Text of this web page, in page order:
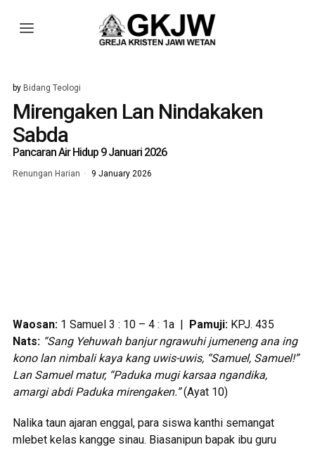
by Bidang Teologi
Mirengaken Lan Nindakaken
Sabda
Pancaran Air Hidup 9 Januari 2026
Renungan Harian 9 January 2026
Waosan: 1 Samuel 3 : 10 – 4 : 1a | Pamuji: KPJ. 435
Nats: “Sang Yehuwah banjur ngrawuhi jumeneng ana ing
kono lan nimbali kaya kang uwis-uwis, “Samuel, Samuel!”
Lan Samuel matur, “Paduka mugi karsaa ngandika,
amargi abdi Paduka mirengaken.”(Ayat 10)
Nalika taun ajaran enggal, para siswa kanthi semangat
mlebet kelas kangge sinau. Biasanipun bapak ibu guru